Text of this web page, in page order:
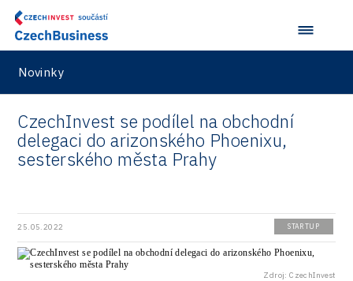
Virtual Lab
Rail
Road
Connectivity
Consulting
Data services
R&D
Technická infrastruktura
Technické vzdělávání
Pasportizace
Novinky
CzechInvest se podílel na obchodní
delegaci do arizonského Phoenixu,
sesterského města Prahy
25.05.2022 STARTUP
Zdroj: CzechInvest